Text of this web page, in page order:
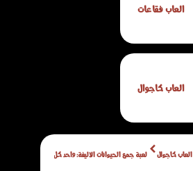
العاب فقاعات
العاب كاجوال
العاب كاجوال لعبة جمع الحيوانات الأليفة: واحد كل ثانية